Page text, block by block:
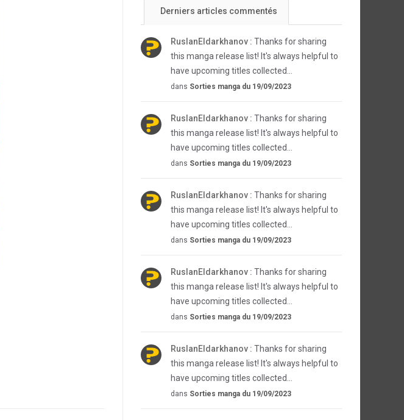
Derniers articles commentés
RuslanEldarkhanov : Thanks for sharing
this manga release list! It's always helpful to
have upcoming titles collected...
dans Sorties manga du 19/09/2023
RuslanEldarkhanov : Thanks for sharing
this manga release list! It's always helpful to
have upcoming titles collected...
dans Sorties manga du 19/09/2023
RuslanEldarkhanov : Thanks for sharing
this manga release list! It's always helpful to
have upcoming titles collected...
dans Sorties manga du 19/09/2023
RuslanEldarkhanov : Thanks for sharing
this manga release list! It's always helpful to
have upcoming titles collected...
dans Sorties manga du 19/09/2023
RuslanEldarkhanov : Thanks for sharing
this manga release list! It's always helpful to
have upcoming titles collected...
dans Sorties manga du 19/09/2023